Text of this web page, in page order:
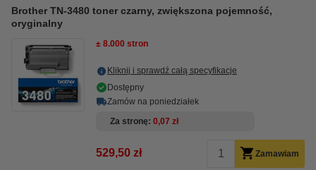
Brother TN-3480 toner czarny, zwiększona pojemność,
oryginalny
± 8.000 stron
Kliknij i sprawdź całą specyfikacje
Dostępny
Zamów na poniedziałek
Za stronę 0,07 zł
529,50 zł Zamawiam